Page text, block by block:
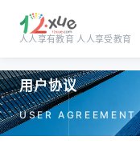
跳到主要内容
人人享有教育 人人享受教育
用户协议
USER AGREEMENT